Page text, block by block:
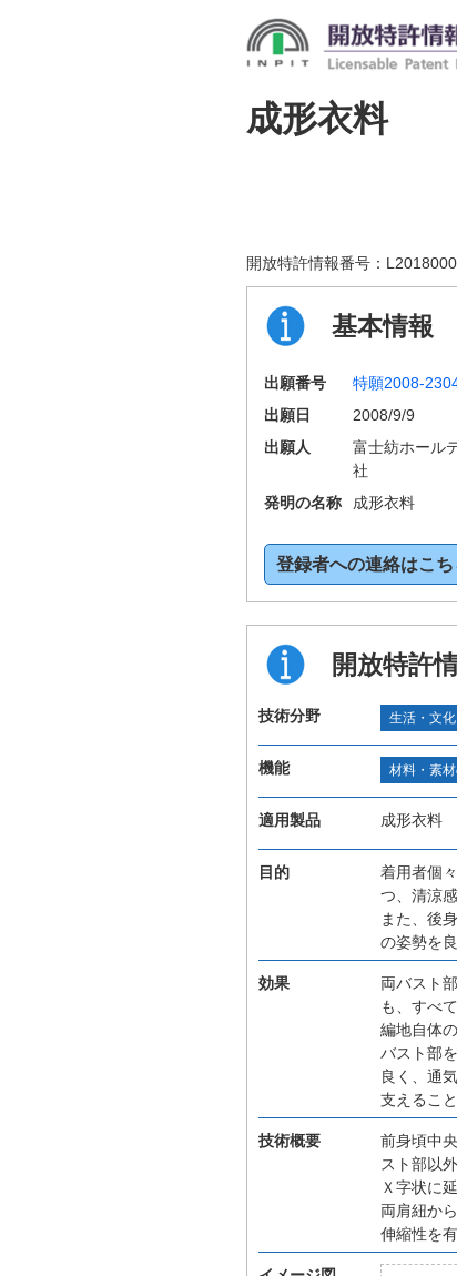
成形衣料
開放特許情報番号：
基本情報
出願番号 特願2008-
出願日
2008/9/9
出願人
富士紡ホール
社
発明の名称 成形衣料
登録者への連絡はこち
開放特許
技術分野 生活・文化
機能 材料・素
適用製品 成形衣料
目的
着用者個
つ、清涼
また、後
の姿勢を
効果
両バスト
も、すべ
編地自体
バスト部
良く、通
支えるこ
技術概要
前身頃中
スト部以
Ｘ字状に
両肩紐か
伸縮性を